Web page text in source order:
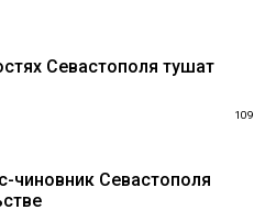
Севастополя тушат
109
чиновник Севастополя